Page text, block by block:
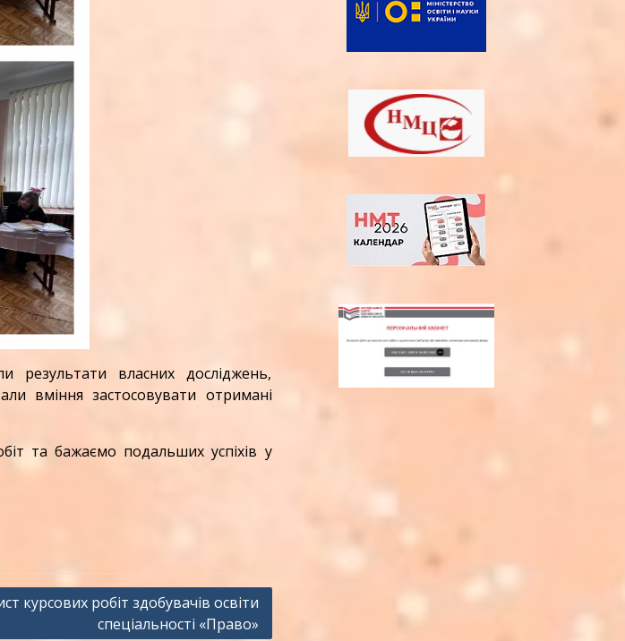
власних досліджень,
вміння застосовувати отримані
та бажаємо подальших успіхів у
курсових робіт здобувачів освіти
спеціальності «Право»